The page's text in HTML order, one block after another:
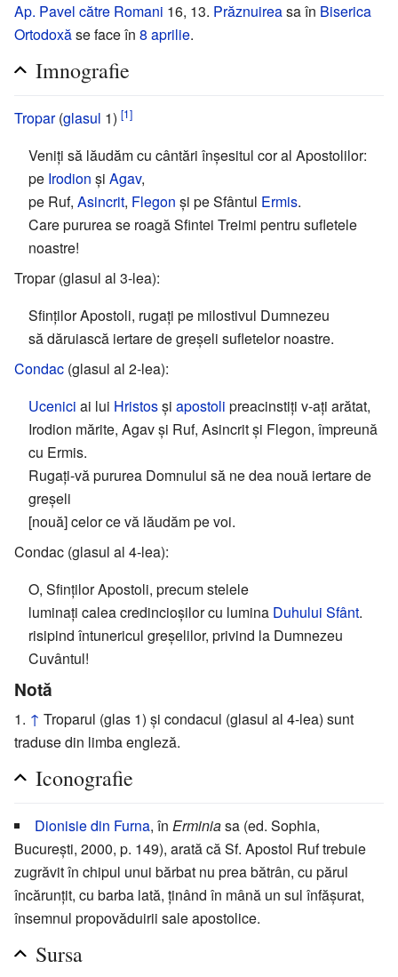
Ap. Pavel către Romani 16, 13. Prăznuireasa în Biserica
Ortodoxăse face în 8 aprilie.
Imnografie
Tropar(glasul 1) [1]
Veniți să lăudăm cu cântări înșesitul cor al Apostolilor:
pe Irodion și Agav,
pe Ruf, Asincrit, Flegon și pe Sfântul Ermis.
Care pururea se roagă Sfintei Treimi pentru sufletele
noastre!
Tropar (glasul al 3-lea):
Sfinţilor Apostoli, rugaţi pe milostivul Dumnezeu
să dăruiască iertare de greşeli sufletelor noastre.
Condac (glasul al 2-lea):
Ucenici ai lui Hristosşi apostoli preacinstiţi v-aţi arătat,
Irodion mărite, Agav și Ruf, Asincrit şi Flegon, împreună
cu Ermis.
Rugaţi-vă pururea Domnului să ne dea nouă iertare de
greșeli
[nouă] celor ce vă lăudăm pe voi.
Condac (glasul al 4-lea):
O, Sfinților Apostoli, precum stelele
luminați calea credincioșilor cu lumina Duhului Sfânt.
risipind întunericul greșelilor, privind la Dumnezeu
Cuvântul!
Notă
↑ Troparul (glas 1) și condacul (glasul al 4-lea) sunt
traduse din limba engleză.
Iconografie
Dionisie din Furna, în Erminiasa (ed. Sophia,
București, 2000, p. 149), arată că Sf. Apostol Ruf trebuie
zugrăvit în chipul unui bărbat nu prea bătrân, cu părul
încărunțit, cu barba lată, ținând în mână un sul înfășurat,
însemnul propovăduirii sale apostolice.
Sursa